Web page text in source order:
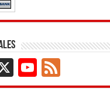
X
YouTube